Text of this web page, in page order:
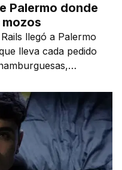
Palermo donde
llegó a Palermo
lleva cada pedido